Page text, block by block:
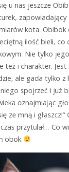
u nas jeszcze
zapowiadający
kota.
ilość bieli, co
Nie tylko
też i charakter. Jest
ale gada tylko z
spojrzeć i już
oznajmiając
ze mną i
przytulał… Co
obok